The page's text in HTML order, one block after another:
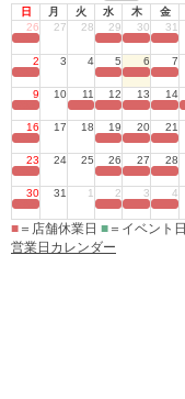
日
月 火 水 木 金
26
27 28 29 30 31
2 3 4 5 6 7
9 10 11 12 13 14
16 17 18 19 20 21
23 24 25 26 27 28
30 31 1 2 3 4
■ ＝店舗休業日 ■ ＝イベント日
営業日カレンダー